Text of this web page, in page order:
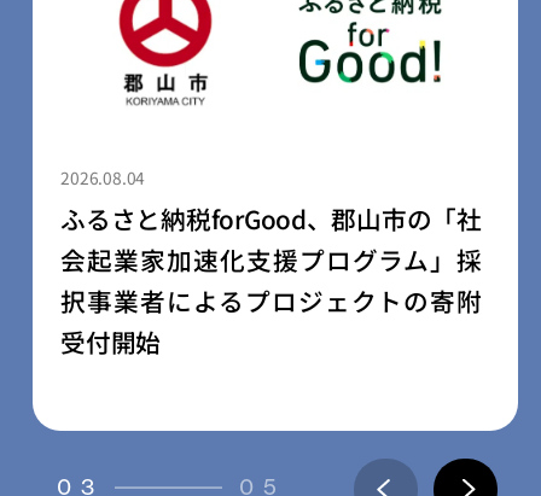
2026.08.04
ふるさと納税forGood、郡山市の「社
会起業家加速化支援プログラム」採
択事業者によるプロジェクトの寄附
受付開始
03 05